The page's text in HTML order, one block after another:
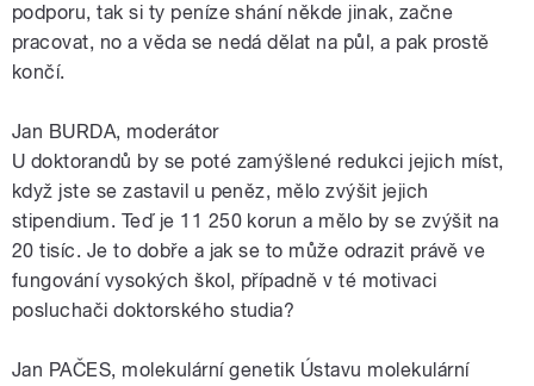
podporu, tak si ty peníze shání někde jinak, začne
pracovat, no a věda se nedá dělat na půl, a pak prostě
končí.
Jan BURDA, moderátor
U doktorandů by se poté zamýšlené redukci jejich míst,
když jste se zastavil u peněz, mělo zvýšit jejich
stipendium. Teď je 11 250 korun a mělo by se zvýšit na
20 tisíc. Je to dobře a jak se to může odrazit právě ve
fungování vysokých škol, případně v té motivaci
posluchači doktorského studia?
Jan PAČES, molekulární genetik Ústavu molekulární